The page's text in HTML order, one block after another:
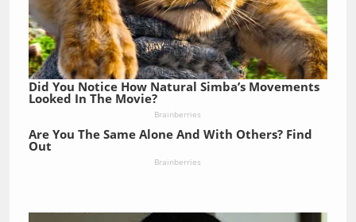
Did You Notice How Natural Simba’s Movements
Looked In The Movie?
Brainberries
Are You The Same Alone And With Others? Find
Out
Brainberries